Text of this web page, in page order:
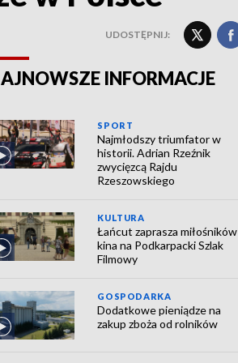
UDOSTĘPNIJ:
INFORMACJE
SPORT
Najmłodszy triumfator w
historii. Adrian Rzeźnik
zwycięzcą Rajdu
Rzeszowskiego
KULTURA
Łańcut zaprasza miłośników
kina na Podkarpacki Szlak
Filmowy
GOSPODARKA
Dodatkowe pieniądze na
zakup zboża od rolników